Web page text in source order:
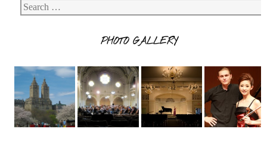
Search
PHOTO GALLERY